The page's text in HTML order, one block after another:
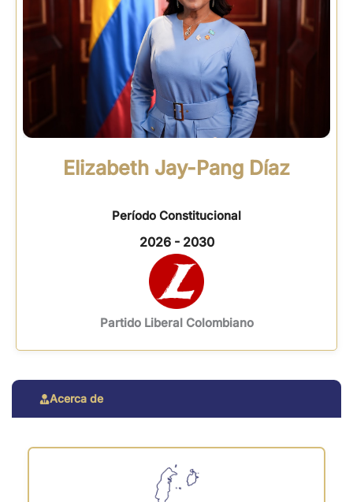
Elizabeth Jay-Pang Díaz
Período Constitucional
2026 - 2030
Partido Liberal Colombiano
Acerca de